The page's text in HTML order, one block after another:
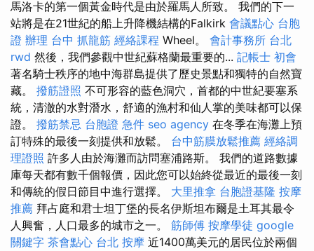
馬洛卡的第一個黃金時代是由於羅馬人所致。 我們的下一
站將是在21世紀的船上升降機結構的Falkirk 會議點心 台胞
證 辦理 台中 抓龍筋 經絡課程 Wheel。 會計事務所 台北
rwd 然後，我們參觀中世紀蘇格蘭最重要的... 記帳士 初會
著名騎士秩序的地中海群島提供了歷史景點和獨特的自然寶
藏。 撥筋證照 不可形容的藍色洞穴，首都的中世紀要塞系
統，清澈的水對潛水，舒適的漁村和仙人掌的美味都可以保
證。 撥筋禁忌 台胞證 急件 seo agency 在冬季在海灘上預
訂特殊的最後一刻提供和放鬆。 台中筋膜放鬆推薦 經絡調
理證照 許多人由於海灘而訪問塞浦路斯。 我們的道路數據
庫每天都有數千個報價，因此您可以始終從最近的最後一刻
和傳統的假日節目中進行選擇。 大里推拿 台胞證基隆 按摩
推薦 拜占庭和君士坦丁堡的長名伊斯坦布爾是土耳其最令
人興奮，人口最多的城市之一。 筋師傅 按摩學徒 google
關鍵字 茶會點心 台北 按摩 近1400萬美元的居民位於兩個